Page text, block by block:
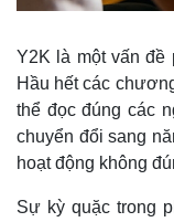
Y2K là một vấn đề
Hầu hết các
thể đọc đúng các
chuyển đổi sang
hoạt động không
Sự kỳ quặc trong